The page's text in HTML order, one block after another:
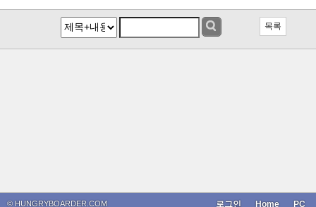
목록
© HUNGRYBOARDER.COM PC
Home
로그인